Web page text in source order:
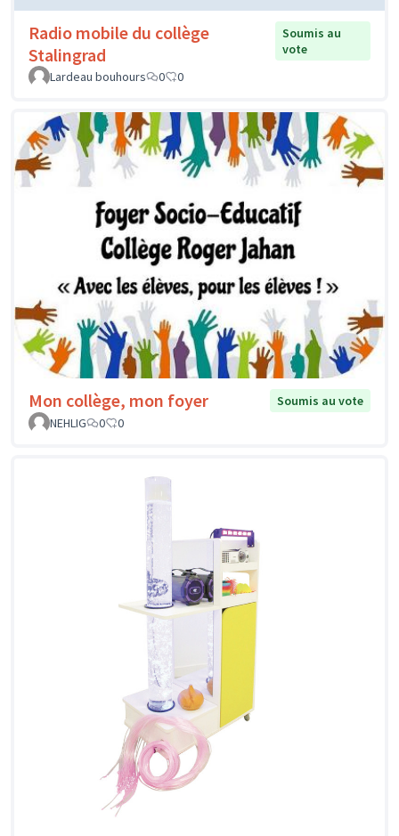
Radio mobile du collège
Stalingrad
Soumis au
vote
Lardeau bouhours
0 0
Mon collège, mon foyer
Soumis au vote
NEHLIG
0 0